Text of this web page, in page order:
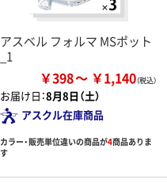
アスベル フォルマ MSポット
_1
￥398 ￥1,140
お届け日：8月8日（土）
アスクル在庫商品
カラー・販売単位違いの商品が4商品ありま
す